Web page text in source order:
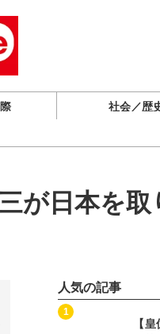
社会／歴
が日本を取
人気の記事
【
1